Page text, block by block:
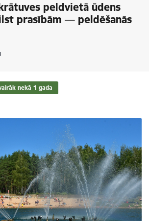
peldvietā ūdens
prasībām — peldēšanās
nekā 1 gada